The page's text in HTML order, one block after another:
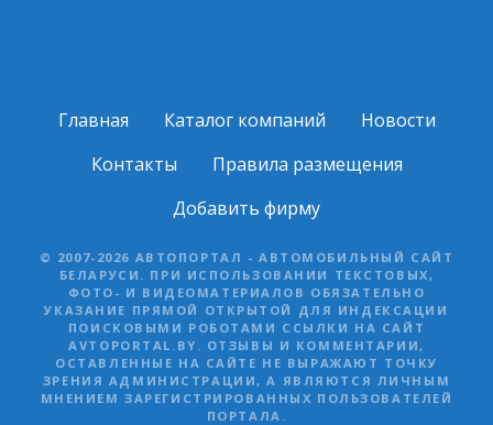
Главная Каталог компаний
Новости
Контакты
Правила размещения
Добавить фирму
© 2007-2026 АВТОПОРТАЛ - АВТОМОБИЛЬНЫЙ САЙТ
БЕЛАРУСИ. ПРИ ИСПОЛЬЗОВАНИИ ТЕКСТОВЫХ,
ФОТО- И ВИДЕОМАТЕРИАЛОВ ОБЯЗАТЕЛЬНО
УКАЗАНИЕ ПРЯМОЙ ОТКРЫТОЙ ДЛЯ ИНДЕКСАЦИИ
ПОИСКОВЫМИ РОБОТАМИ ССЫЛКИ НА САЙТ
AVTOPORTAL.BY. ОТЗЫВЫ И КОММЕНТАРИИ,
ОСТАВЛЕННЫЕ НА САЙТЕ НЕ ВЫРАЖАЮТ ТОЧКУ
ЗРЕНИЯ АДМИНИСТРАЦИИ, А ЯВЛЯЮТСЯ ЛИЧНЫМ
МНЕНИЕМ ЗАРЕГИСТРИРОВАННЫХ ПОЛЬЗОВАТЕЛЕЙ
ПОРТАЛА.